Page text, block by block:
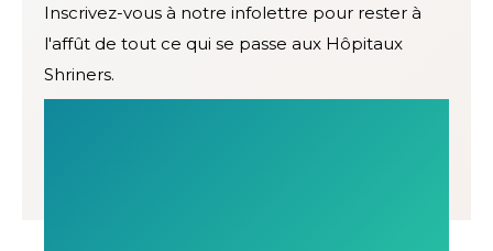
Inscrivez-vous à notre infolettre pour rester à
l'affût de tout ce qui se passe aux Hôpitaux
Shriners.